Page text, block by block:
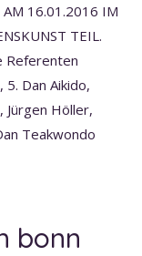
AM 16.01.2016 IM
TEIL.
Referenten
Dan Aikido,
Jürgen Höller,
Teakwondo
bonn